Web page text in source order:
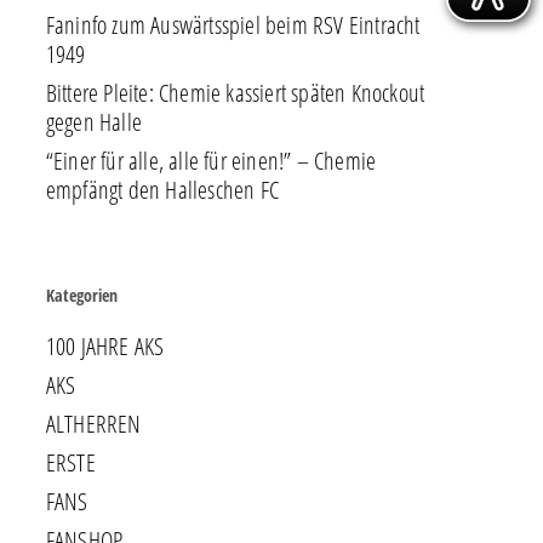
Faninfo zum Auswärtsspiel beim RSV Eintracht
1949
Bittere Pleite: Chemie kassiert späten Knockout
gegen Halle
“Einer für alle, alle für einen!” – Chemie
empfängt den Halleschen FC
Kategorien
100 JAHRE AKS
AKS
ALTHERREN
ERSTE
FANS